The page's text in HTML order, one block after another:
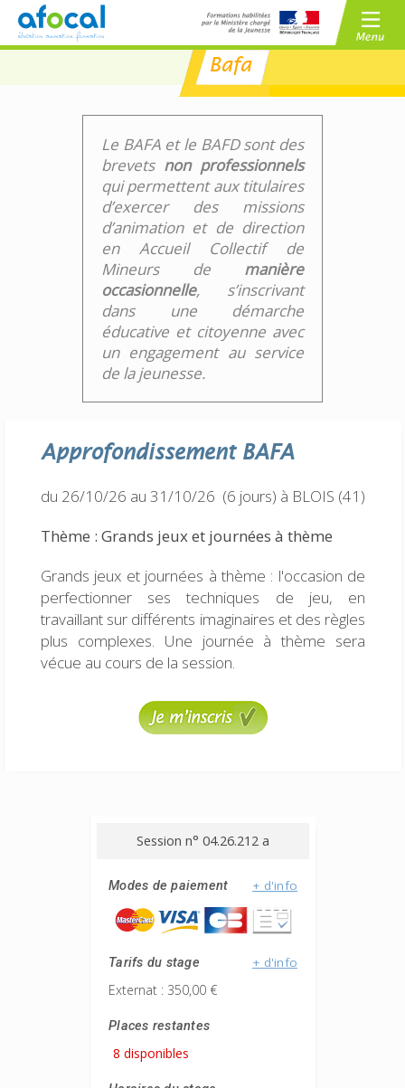
BAFA
BPJEPS
/
CPJEPS
Bafa
Le BAFA et le BAFD sont des
brevets non professionnels
qui permettent aux titulaires
d’exercer des missions
d’animation et de direction
en Accueil Collectif de
Mineurs de manière
occasionnelle, s’inscrivant
dans une démarche
éducative et citoyenne avec
un engagement au service
de la jeunesse.
ApprofondissementBAFA
du 26/10/26 au 31/10/26 (6 jours) à BLOIS (41)
Thème : Grands jeux et journées à thème
Grands jeux et journées à thème : l'occasion de
perfectionner ses techniques de jeu, en
travaillant sur différents imaginaires et des règles
plus complexes. Une journée à thème sera
vécue au cours de la session.
Session n° 04.26.212 a
Modes de paiement + d'info
Tarifs du stage + d'info
Externat : 350,00 €
Places restantes
8 disponibles